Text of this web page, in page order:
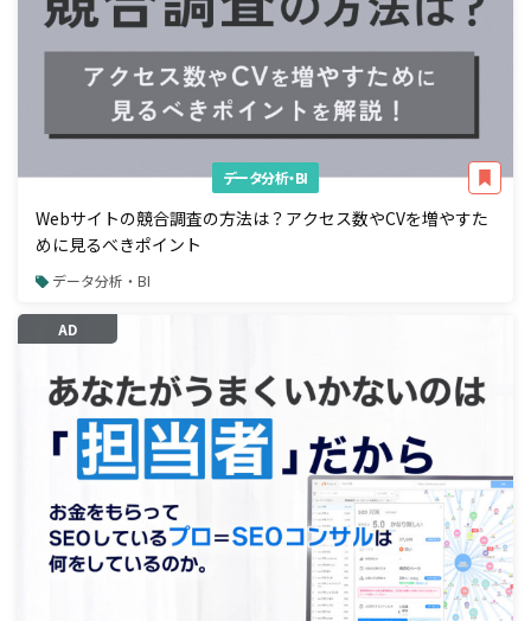
データ分析・BI
Webサイトの競合調査の方法は？アクセス数やCVを増やすた
めに見るべきポイント
データ分析・BI
AD